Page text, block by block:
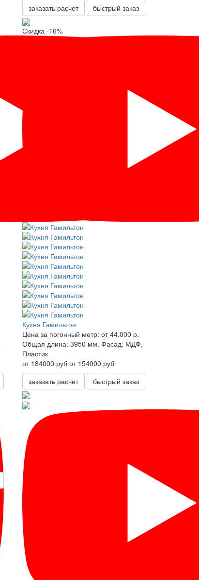
заказать расчет
быстрый заказ
Скидка -16%
Кухня Гамильтон
Цена за погонный метр: от 44.000 р.
Общая длина: 3950 мм. Фасад: МДФ,
Пластик
от 184000 руб от 154000 руб
заказать расчет
быстрый заказ